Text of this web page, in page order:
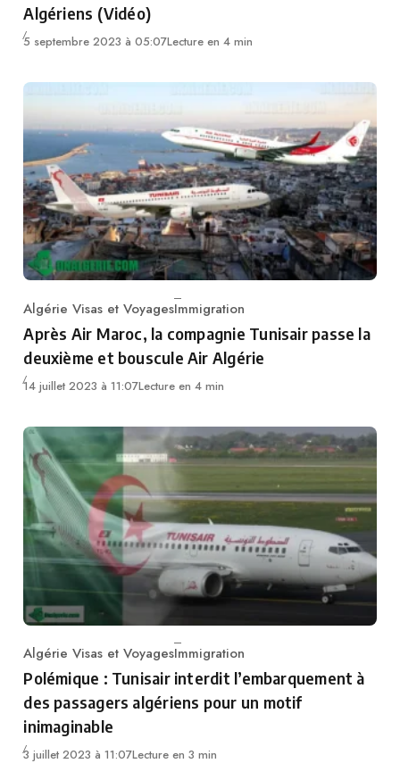
Algériens (Vidéo)
5 septembre 2023 à 05:07Lecture en 4 min
Category
Algérie Visas et VoyagesImmigration
Après Air Maroc, la compagnie Tunisair passe la
deuxième et bouscule Air Algérie
14 juillet 2023 à 11:07Lecture en 4 min
Category
Algérie Visas et VoyagesImmigration
Polémique : Tunisair interdit l’embarquement à
des passagers algériens pour un motif
inimaginable
3 juillet 2023 à 11:07Lecture en 3 min